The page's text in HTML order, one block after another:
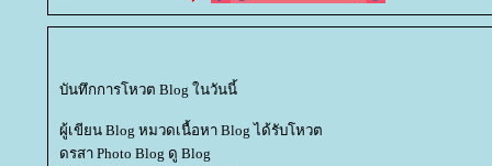
บันทึกการโหวต Blog ในวันนี้
ผู้เขียน Blog หมวดเนื้อหา Blog ได้รับโหวต
ดรสา Photo Blog ดู Blog